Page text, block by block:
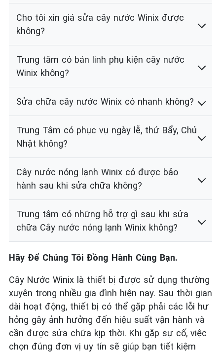
Cho tôi xin giá sửa cây nước Winix được
không?
Trung tâm có bán linh phụ kiện cây nước
Winix không?
Sửa chữa cây nước Winix có nhanh không?
Trung Tâm có phục vụ ngày lễ, thứ Bẩy, Chủ
Nhật không?
Cây nước nóng lạnh Winix có được bảo
hành sau khi sửa chữa không?
Trung tâm có những hỗ trợ gì sau khi sửa
chữa Cây nước nóng lạnh Winix không?
Hãy Để Chúng Tôi Đồng Hành Cùng Bạn.
Cây Nước Winix là thiết bị được sử dụng thường
xuyên trong nhiều gia đình hiện nay. Sau thời gian
dài hoạt động, thiết bị có thể gặp phải các lỗi hư
hỏng gây ảnh hưởng đến hiệu suất vận hành và
cần được sửa chữa kịp thời. Khi gặp sự cố, việc
chọn đúng đơn vị uy tín sẽ giúp bạn tiết kiệm